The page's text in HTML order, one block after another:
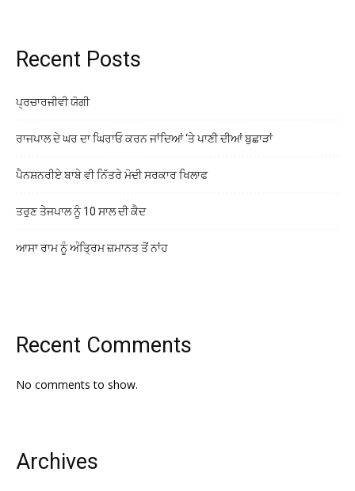
Recent Posts
ਪ੍ਰਚਾਰਜੀਵੀ ਯੋਗੀ
ਰਾਜਪਾਲ ਦੇ ਘਰ ਦਾ ਘਿਰਾਓ ਕਰਨ ਜਾਂਦਿਆਂ ‘ਤੇ ਪਾਣੀ ਦੀਆਂ ਬੁਛਾੜਾਂ
ਪੈਨਸ਼ਨਰੀਏ ਬਾਬੇ ਵੀ ਨਿੱਤਰੇ ਮੋਦੀ ਸਰਕਾਰ ਖਿਲਾਫ
ਤਰੁਣ ਤੇਜਪਾਲ ਨੂੰ 10 ਸਾਲ ਦੀ ਕੈਦ
ਆਸਾ ਰਾਮ ਨੂੰ ਅੰਤ੍ਰਿਮ ਜ਼ਮਾਨਤ ਤੋਂ ਨਾਂਹ
Recent Comments
No comments to show.
Archives